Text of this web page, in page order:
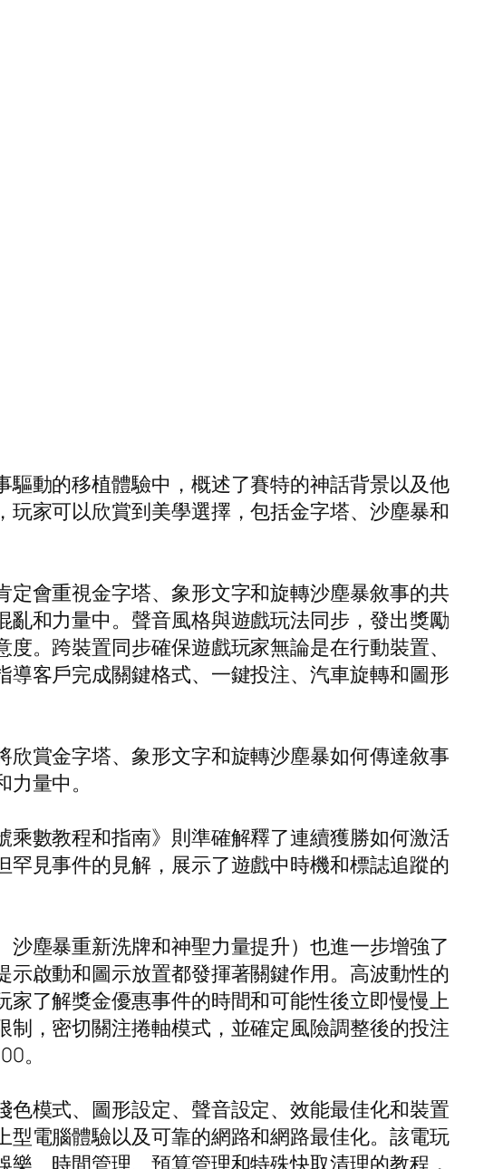
驅動的移植體驗中，概述了賽特的神話背景以及他
家可以欣賞到美學選擇，包括金字塔、沙塵暴和
會重視金字塔、象形文字和旋轉沙塵暴敘事的共
和力量中。聲音風格與遊戲玩法同步，發出獎勵
。跨裝置同步確保遊戲玩家無論是在行動裝置、
客戶完成關鍵格式、一鍵投注、汽車旋轉和圖形
賞金字塔、象形文字和旋轉沙塵暴如何傳達敘事
量中。
乘數教程和指南》則準確解釋了連續獲勝如何激活
見事件的見解，展示了遊戲中時機和標誌追蹤的
塵暴重新洗牌和神聖力量提升）也進一步增強了
啟動和圖示放置都發揮著關鍵作用。高波動性的
了解獎金優惠事件的時間和可能性後立即慢慢上
，密切關注捲軸模式，並確定風險調整後的投注
。
模式、圖形設定、聲音設定、效能最佳化和裝置
電腦體驗以及可靠的網路和網路最佳化。該電玩